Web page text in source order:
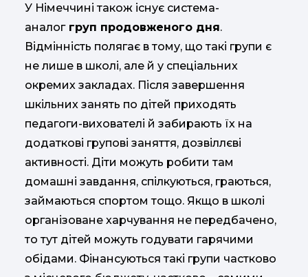
У Німеччині також існує система-
аналоггруп продовженого дня.
Відмінність полягає в тому, що такі групи є
не лише в школі, але й у спеціальних
окремих закладах. Після завершення
шкільних занять по дітей приходять
педагоги-вихователі й забирають їх на
додаткові групові заняття, дозвіллєві
активності. Діти можуть робити там
домашні завдання, спілкуються, граються,
займаються спортом тощо. Якщо в школі
організоване харчування не передбачено,
то тут дітей можуть годувати гарячими
обідами. Фінансуються такі групи частково